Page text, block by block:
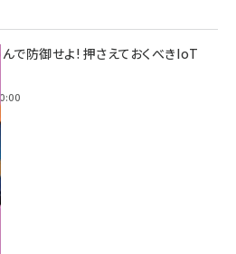
で防御せよ! 押さえておくべきIoT